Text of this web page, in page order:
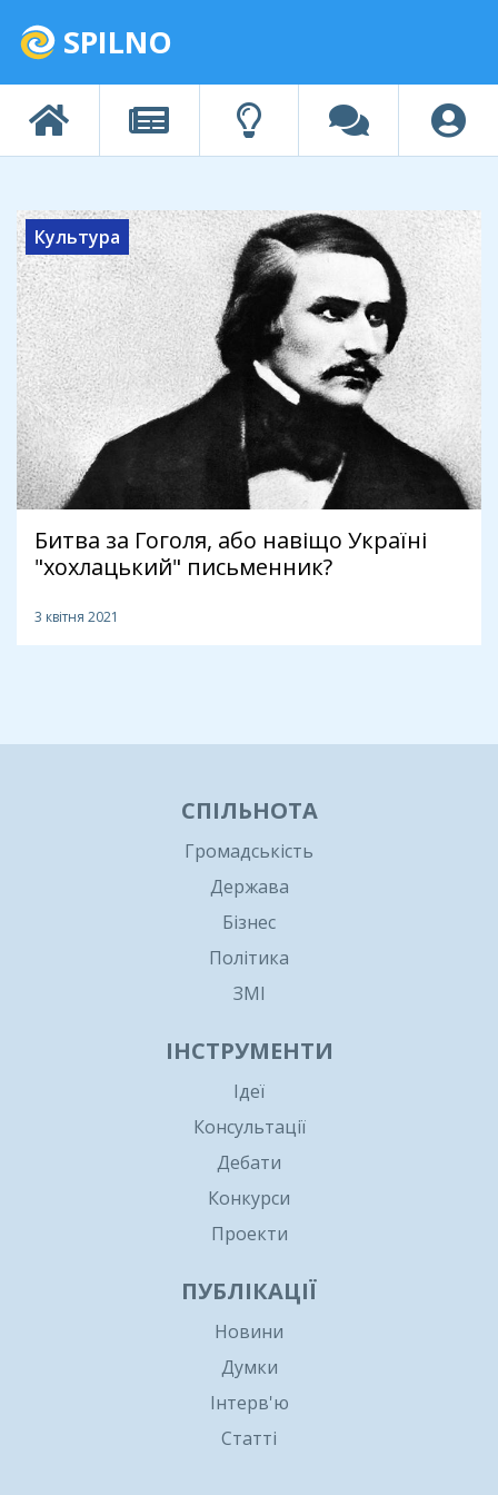
SPILNO
Культура
Битва за Гоголя, або навіщо Україні
"хохлацький" письменник?
3 квітня 2021
СПІЛЬНОТА
Громадськість
Держава
Бізнес
Політика
ЗМІ
ІНСТРУМЕНТИ
Ідеї
Консультації
Дебати
Конкурси
Проекти
ПУБЛІКАЦІЇ
Новини
Думки
Інтерв'ю
Статті